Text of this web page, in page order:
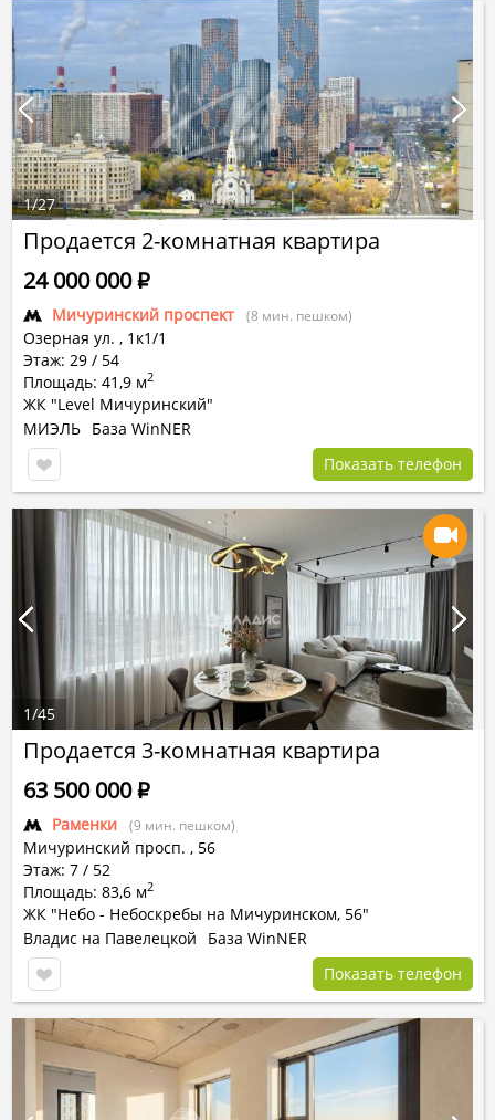
Продается 2-комнатная квартира
Мичуринский проспект (8 мин. пешком)
Озерная ул. , 1к1/1
Этаж: 29 / 54
Площадь: 41,9 м2
ЖК "Level Мичуринский"
24 000 000Р
МИЭЛЬ База WinNER
Показать телефон
1/27
Продается 3-комнатная квартира
Раменки (9 мин. пешком)
Мичуринский просп. , 56
Этаж: 7 / 52
Площадь: 83,6 м2
ЖК "Небо - Небоскребы на Мичуринском, 56"
63 500 000Р
Владис на Павелецкой
База WinNER
Показать телефон
1/45